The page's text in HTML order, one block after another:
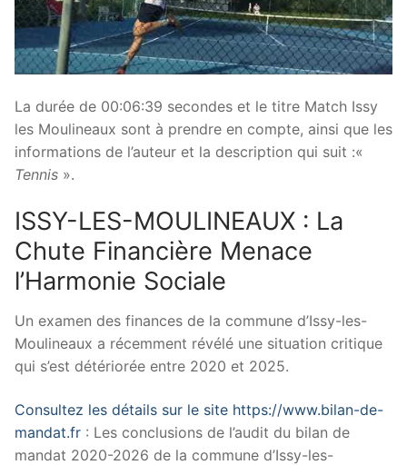
La durée de 00:06:39 secondes et le titre Match Issy
les Moulineaux sont à prendre en compte, ainsi que les
informations de l’auteur et la description qui suit :«
Tennis ».
ISSY-LES-MOULINEAUX : La
Chute Financière Menace
l’Harmonie Sociale
Un examen des finances de la commune d’Issy-les-
Moulineaux a récemment révélé une situation critique
qui s’est détériorée entre 2020 et 2025.
Consultez les détails sur le site https://www.bilan-de-
mandat.fr : Les conclusions de l’audit du bilan de
mandat 2020-2026 de la commune d’Issy-les-